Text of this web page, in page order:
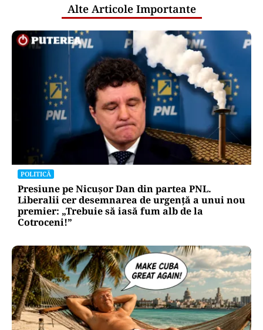
Alte Articole Importante
POLITICĂ
Presiune pe Nicușor Dan din partea PNL.
Liberalii cer desemnarea de urgență a unui nou
premier: „Trebuie să iasă fum alb de la
Cotroceni!”